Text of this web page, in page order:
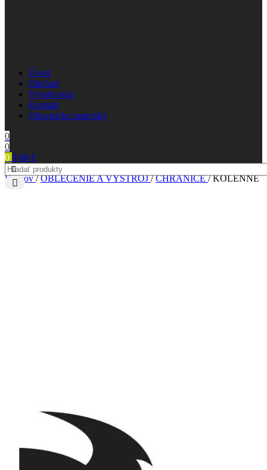
Úvod
Obchod
Výrobcovia
Kontakt
Obuvnícke materiály
0
0
0 0,00 €
Domov/ OBLEČENIE A VÝSTROJ/ CHRÁNIČE/ KOLENNÉ